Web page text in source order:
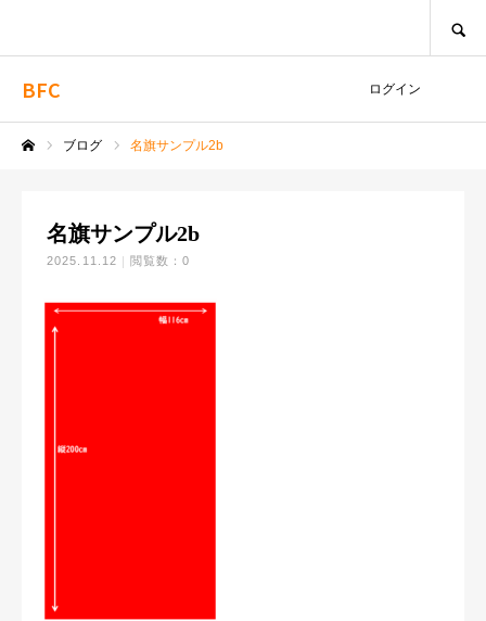
BFC ログイン
ブログ 名旗サンプル2b
名旗サンプル2b
2025.11.12 閲覧数：0